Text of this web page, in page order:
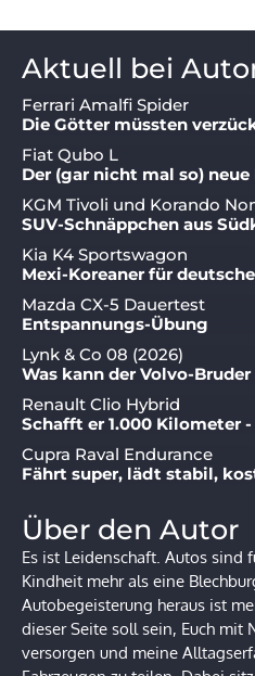
Aktuell bei
Ferrari Amalfi Spider
Die Götter müssten
Fiat Qubo L
Der (gar nicht mal so)
KGM Tivoli und Korando
SUV-Schnäppchen aus
Kia K4 Sportswagon
Mexi-Koreaner für
Mazda CX-5 Dauertest
Entspannungs-Übung
Lynk & Co 08 (2026)
Was kann der Volvo-Bruder
Renault Clio Hybrid
Schafft er 1.000 Kilometer
Cupra Raval Endurance
Fährt super, lädt stabil,
Über den Autor
Es ist Leidenschaft. Autos sind
Kindheit mehr als eine
Autobegeisterung heraus ist
dieser Seite soll sein, Euch mit
versorgen und meine